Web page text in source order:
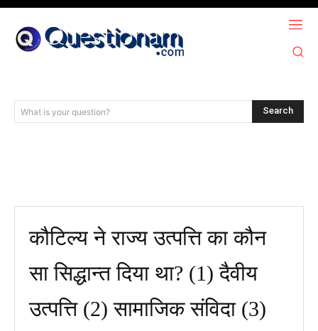
What is your question? Search
कौटिल्य ने राज्य उत्पत्ति का कौन
सा सिद्धान्त दिया था? (1) दैवीय
उत्पत्ति (2) सामाजिक संविदा (3)